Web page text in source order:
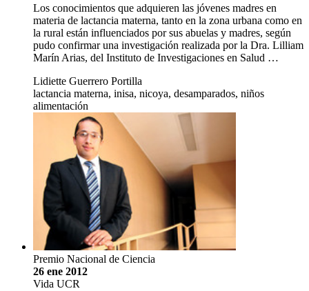
Los conocimientos que adquieren las jóvenes madres en
materia de lactancia materna, tanto en la zona urbana como en
la rural están influenciados por sus abuelas y madres, según
pudo confirmar una investigación realizada por la Dra. Lilliam
Marín Arias, del Instituto de Investigaciones en Salud …
Lidiette Guerrero Portilla
lactancia materna, inisa, nicoya, desamparados, niños
alimentación
Premio Nacional de Ciencia
26 ene 2012
Vida UCR